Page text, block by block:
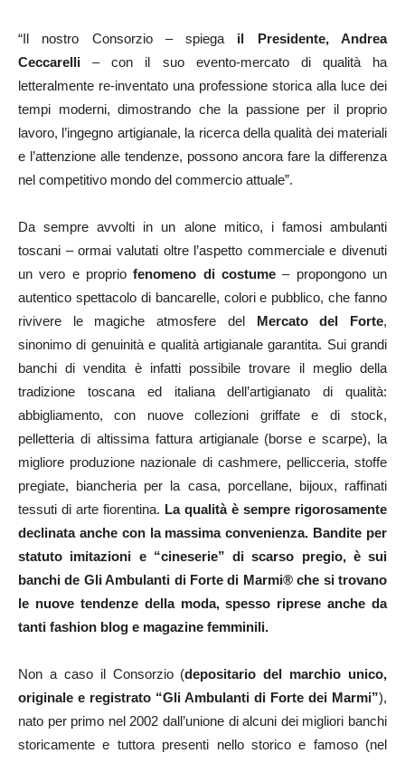
“Il nostro Consorzio – spiega il Presidente, Andrea
Ceccarelli – con il suo evento-mercato di qualità ha
letteralmente re-inventato una professione storica alla luce dei
tempi moderni, dimostrando che la passione per il proprio
lavoro, l’ingegno artigianale, la ricerca della qualità dei materiali
e l’attenzione alle tendenze, possono ancora fare la differenza
nel competitivo mondo del commercio attuale”.
Da sempre avvolti in un alone mitico, i famosi ambulanti
toscani – ormai valutati oltre l’aspetto commerciale e divenuti
un vero e propriofenomeno di costume – propongono un
autentico spettacolo di bancarelle, colori e pubblico, che fanno
rivivere le magiche atmosfere del Mercato del Forte,
sinonimo di genuinità e qualità artigianale garantita. Sui grandi
banchi di vendita è infatti possibile trovare il meglio della
tradizione toscana ed italiana dell’artigianato di qualità:
abbigliamento, con nuove collezioni griffate e di stock,
pelletteria di altissima fattura artigianale (borse e scarpe), la
migliore produzione nazionale di cashmere, pellicceria, stoffe
pregiate, biancheria per la casa, porcellane, bijoux, raffinati
tessuti di arte fiorentina. La qualità è sempre rigorosamente
declinata anche con la massima convenienza. Bandite per
statuto imitazioni e “cineserie” di scarso pregio, è sui
banchi de Gli Ambulanti di Forte di Marmi® che si trovano
le nuove tendenze della moda, spesso riprese anche da
tanti fashion blog e magazine femminili.
Non a caso il Consorzio (depositario del marchio unico,
originale e registrato “Gli Ambulanti di Forte dei Marmi”),
nato per primo nel 2002 dall’unione di alcuni dei migliori banchi
storicamente e tuttora presenti nello storico e famoso (nel